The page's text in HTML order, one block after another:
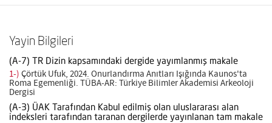
Yayin Bilgileri
(A-7) TR Dizin kapsamındaki dergide yayımlanmış makale
1-) Çörtük Ufuk, 2024. Onurlandırma Anıtları Işığında Kaunos'ta
Roma Egemenliği. TÜBA-AR: Türkiye Bilimler Akademisi Arkeoloji
Dergisi
(A-3) ÜAK Tarafından Kabul edilmiş olan uluslararası alan
indeksleri tarafından taranan dergilerde yayınlanan tam makale